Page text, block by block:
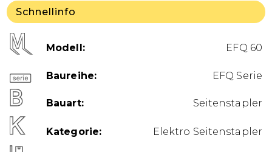
Schnellinfo
Modell EFQ 60
Baureihe EFQ Serie
Bauart Seitenstapler
Kategorie Elektro Seitenstapler